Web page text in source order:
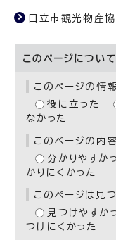
日立市観光物産
このページについ
このページの情
役に立った
なかった
このページの内
分かりやすか
かりにくかった
このページは見
見つけやすか
つけにくかった